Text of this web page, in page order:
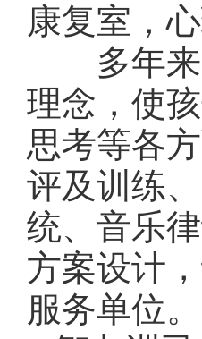
康复室，
多年来
理念，使
思考等各
评及训练
统、音乐
方案设计
服务单位。